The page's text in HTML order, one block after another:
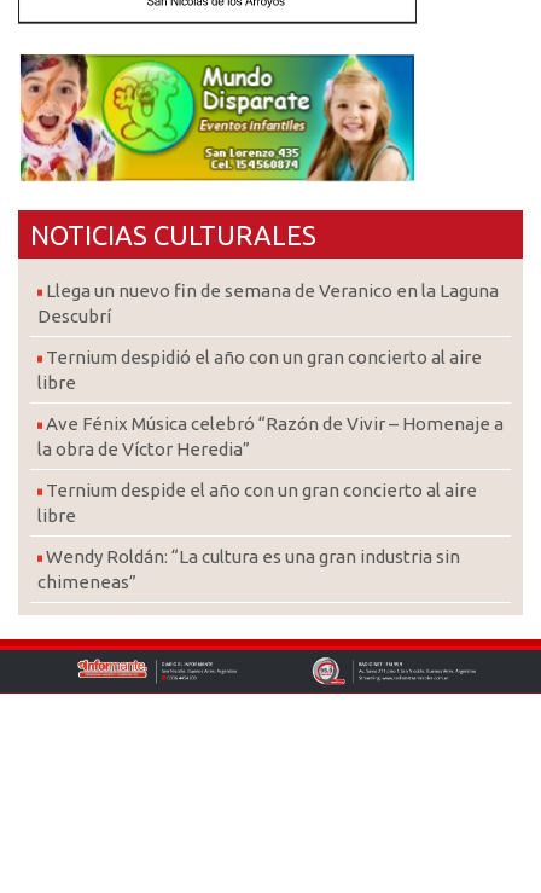
NOTICIAS CULTURALES
Llega un nuevo fin de semana de Veranico en la Laguna
Descubrí
Ternium despidió el año con un gran concierto al aire
libre
Ave Fénix Música celebró “Razón de Vivir – Homenaje a
la obra de Víctor Heredia”
Ternium despide el año con un gran concierto al aire
libre
Wendy Roldán: “La cultura es una gran industria sin
chimeneas”